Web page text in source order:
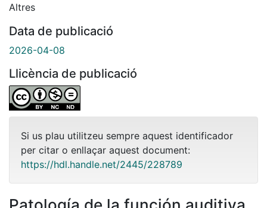
Altres
Data de publicació
2026-04-08
Llicència de publicació
Si us plau utilitzeu sempre aquest identificador
per citar o enllaçar aquest document:
https://hdl.handle.net/2445/228789